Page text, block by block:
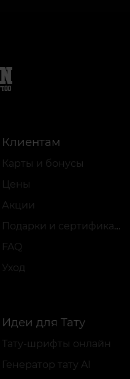
Клиентам
Карты и бонусы
Цены
Акции
Подарки и сертификаты
FAQ
Уход
Идеи для Тату
Тату-шрифты онлайн
Генератор тату AI